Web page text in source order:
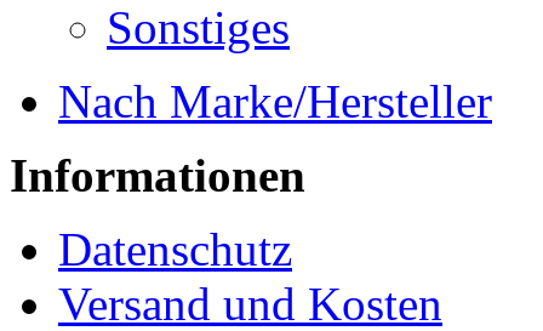
Sonstiges
Nach Marke/Hersteller
Informationen
Datenschutz
Versand und Kosten